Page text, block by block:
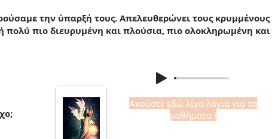
την ύπαρξή τους. Απελευθερώνει τους κρυμμένους
πιο διευρυμένη και πλούσια, πιο ολοκληρωμένη και
Aκούστε εδώ λίγα λόγια για τα
μαθήματα !